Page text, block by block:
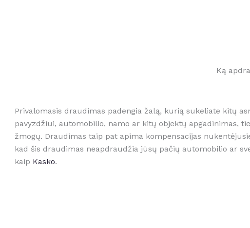
Ką
Privalomasis draudimas padengia žalą, kurią sukeliate kitų
pavyzdžiui, automobilio, namo ar kitų objektų apgadinimas,
žmogų. Draudimas taip pat apima kompensacijas
kad šis draudimas neapdraudžia jūsų pačių automobilio ar
kaip Kasko.